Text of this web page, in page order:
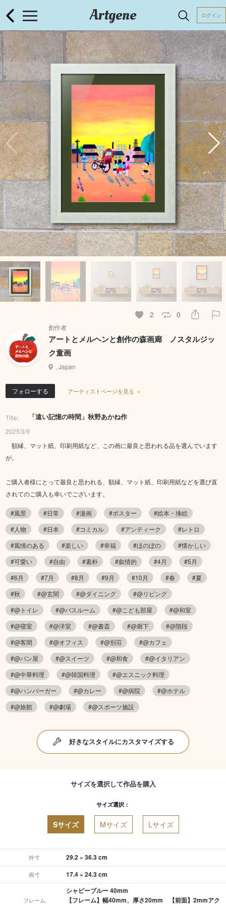
Artgene ログイン
2 0
創作者
アートとメルヘンと創作の森画廊 ノスタルジッ
ク童画
, Japan
フォローする アーティストページを見る ＞
Title: 「遠い記憶の時間」秋野あかね作
2025/3/9
額縁、マット紙、印刷用紙など、この画に最良と思われる品を選んでいます
が。
ご購入者様にとって最良と思われる、額縁、マット紙、印刷用紙などを選び直
されてのご購入も幸いでございます。
#風景 #日常 #漫画 #ポスター
#絵本・挿絵
#人物
#日本 #コミカル #アンティーク
#レトロ
#風情のある
#楽しい #幸福 #ほのぼの
#懐かしい
#可愛い
#自由 #素朴 #叙情的 #4月
#5月
#6月
#7月 #8月 #9月 #10月 #春
#夏
#秋
#@玄関 #@ダイニング
#@リビング
#@トイレ
#@バスルーム #@こども部屋
#@和室
#@寝室
#@洋室 #@書斎 #@廊下
#@階段
#@客間
#@オフィス #@別荘
#@カフェ
#@パン屋
#@スイーツ #@和食
#@イタリアン
#@中華料理
#@韓国料理
#@エスニック料理
#@ハンバーガー
#@カレー #@病院
#@ホテル
#@旅館
#@劇場 #@スポーツ施設
好きなスタイルにカスタマイズする
サイズを選択して作品を購入
サイズ選択：
Sサイズ Mサイズ Lサイズ
外寸 29.2 × 36.3 cm
画寸 17.4 × 24.3 cm
フレーム
シャビーブルー 40mm
【フレーム】幅40mm、厚さ20mm 【前面】2mmアク